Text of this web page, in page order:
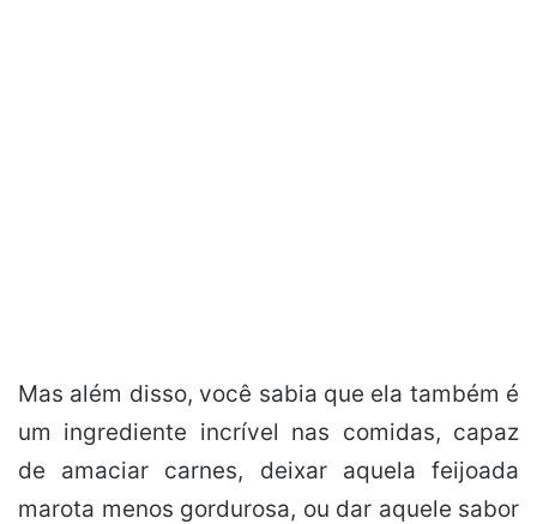
Mas além disso, você sabia que ela também é
um ingrediente incrível nas comidas, capaz
de amaciar carnes, deixar aquela feijoada
marota menos gordurosa, ou dar aquele sabor